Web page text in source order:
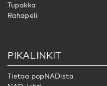
Tupakka
Rahapeli
PIKALINKIT
Tietoa popNADista